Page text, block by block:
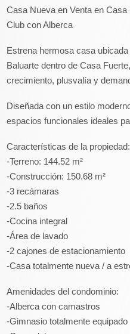
Casa Nueva en Venta en
Club con Alberca
Estrena hermosa casa
Baluarte dentro de Casa
crecimiento, plusvalía y
Diseñada con un estilo
espacios funcionales ideales
Características de la propiedad:
-Terreno: 144.52 m²
-Construcción: 150.68 m²
-3 recámaras
-2.5 baños
-Cocina integral
-Área de lavado
-2 cajones de estacionamiento
-Casa totalmente nueva / a
Amenidades del condominio:
-Alberca con camastros
-Gimnasio totalmente equipado